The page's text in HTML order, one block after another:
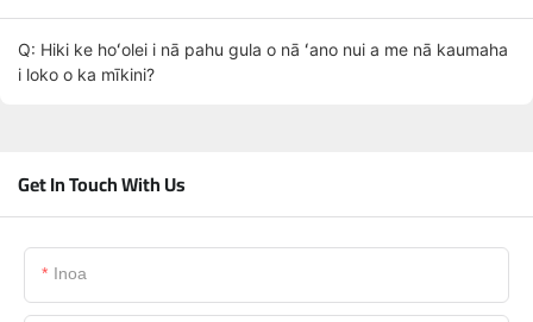
Q: Hiki ke hoʻolei i nā pahu gula o nā ʻano nui a me nā kaumaha
i loko o ka mīkini?
Get In Touch With Us
Inoa